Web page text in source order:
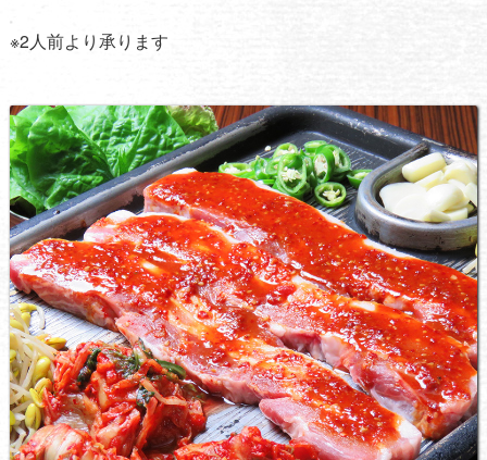
※2人前より承ります